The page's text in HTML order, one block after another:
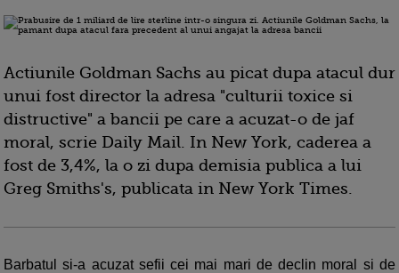
Actiunile Goldman Sachs au picat dupa atacul dur
unui fost director la adresa "culturii toxice si
distructive" a bancii pe care a acuzat-o de jaf
moral, scrie Daily Mail. In New York, caderea a
fost de 3,4%, la o zi dupa demisia publica a lui
Greg Smiths's, publicata in New York Times.
Barbatul si-a acuzat sefii cei mai mari de declin moral si de